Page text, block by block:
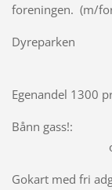
foreningen. (m/
Lørdag
Egenandel 1300
Gokart med fri